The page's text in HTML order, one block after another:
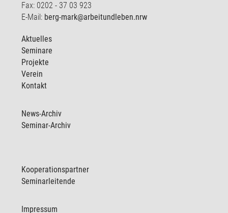
Fax: 0202 - 37 03 923
E-Mail: berg-mark@arbeitundleben.nrw
Aktuelles
Seminare
Projekte
Verein
Kontakt
News-Archiv
Seminar-Archiv
Kooperationspartner
Seminarleitende
Impressum